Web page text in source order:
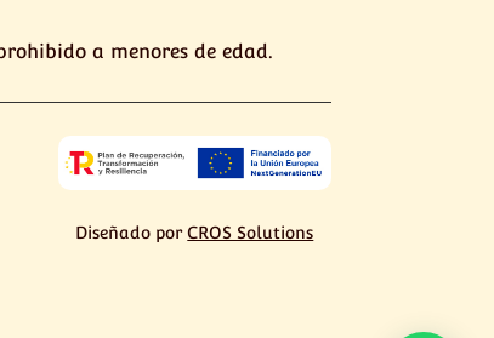
a menores de edad.
Diseñado porCROS Solutions